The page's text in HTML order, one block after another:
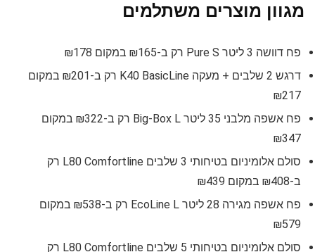
מגוון מוצרים משתלמים
פח דוושה 3 ליטר Pure S רק ב-₪165 במקום ₪178
דרגש 2 שלבים + מעקה K40 BasicLine רק ב-₪201 במקום
₪217
פח אשפה מלבני 35 ליטר Big-Box L רק ב-₪322 במקום
₪347
סולם אלומיניום בטיחותי 3 שלבים L80 Comfortline רק
ב-₪408 במקום ₪439
פח אשפה מגירה 28 ליטר EcoLine L רק ב-₪538 במקום
₪579
סולם אלומיניום בטיחותי 5 שלבים L80 Comfortline רק